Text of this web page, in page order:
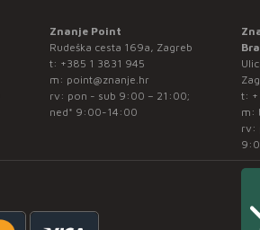
Znanje Point
Rudeška cesta 169a, Zagreb
t: +385 1 3831 945
m: point@znanje.hr
rv: pon - sub 9:00 – 21:00;
ned* 9:00-14:00
t:
m:
rv: